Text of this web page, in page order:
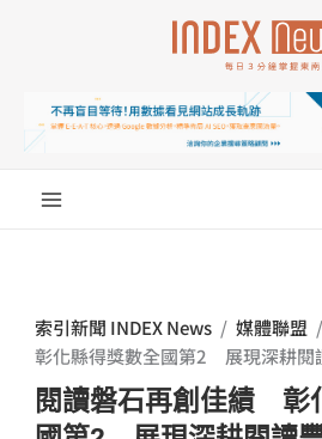
索引新聞 INDEX News / 媒體聯盟 /
彰化縣得獎數全國第2 展現深耕閱
閱讀磐石再創佳績 彰